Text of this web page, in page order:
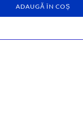
ADAUGĂ ÎN COȘ